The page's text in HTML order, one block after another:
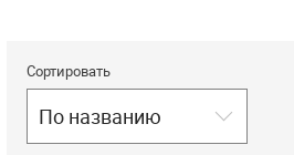
Сортировать
По названию